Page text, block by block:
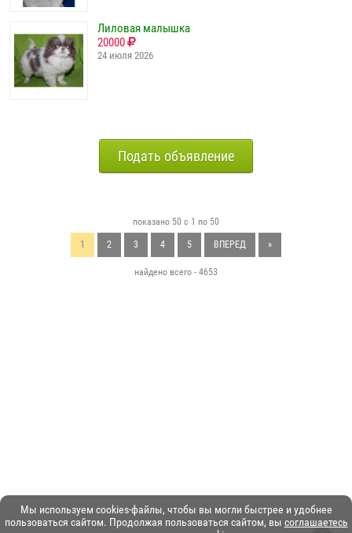
Мы используем cookies-файлы, чтобы вы могли быстрее и удобнее
пользоваться сайтом. Продолжая пользоваться сайтом, вы соглашаетесь
Лиловая малышка
20000
24 июля 2026
Подать объявление
показано 50 с 1 по 50
1 2 3 4 5 ВПЕРЕД »
найдено всего - 4653